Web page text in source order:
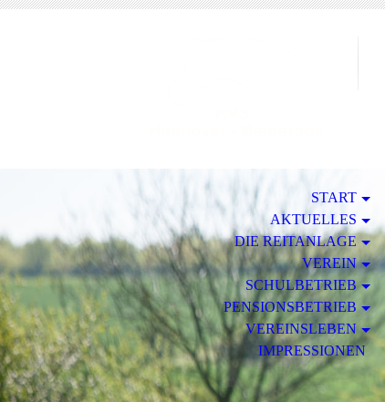
START
AKTUELLES
DIE REITANLAGE
VEREIN
SCHULBETRIEB
PENSIONSBETRIEB
VEREINSLEBEN
IMPRESSIONEN